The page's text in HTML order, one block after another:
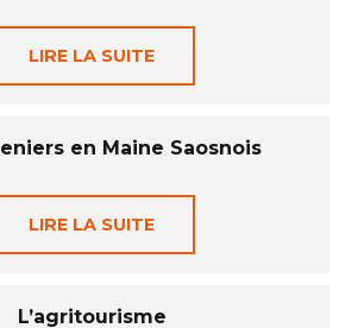
LIRE LA SUITE
en Maine Saosnois
LIRE LA SUITE
L’agritourisme